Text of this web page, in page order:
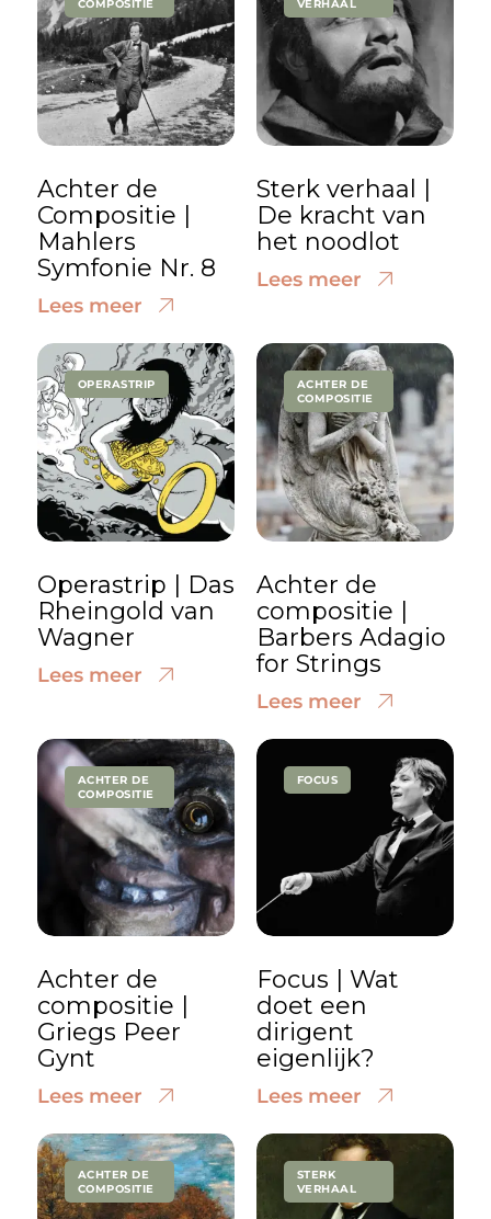
COMPOSITIE
Achter de
Compositie |
Mahlers
Symfonie Nr. 8
Lees meer
VERHAAL
Sterk verhaal |
De kracht van
het noodlot
Lees meer
OPERASTRIP
Operastrip | Das
Rheingold van
Wagner
Lees meer
ACHTER DE
COMPOSITIE
Achter de
compositie |
Barbers Adagio
for Strings
Lees meer
ACHTER DE
COMPOSITIE
Achter de
compositie |
Griegs Peer
Gynt
Lees meer
FOCUS
Focus | Wat
doet een
dirigent
eigenlijk?
Lees meer
ACHTER DE
COMPOSITIE
STERK
VERHAAL